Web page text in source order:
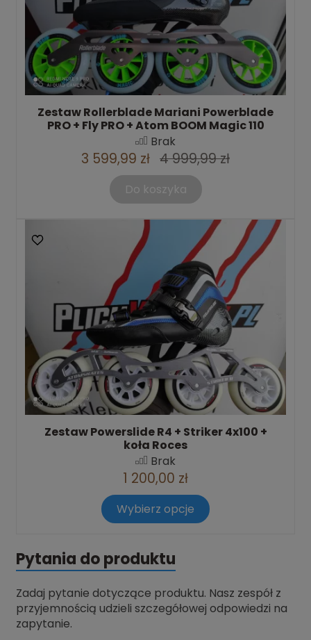
Zestaw Rollerblade Mariani Powerblade
PRO + Fly PRO + Atom BOOM Magic 110
Brak
3 599,99 zł 4 999,99 zł
Do koszyka
Zestaw Powerslide R4 + Striker 4x100 +
koła Roces
Brak
1 200,00 zł
Wybierz opcje
Pytania do produktu
Zadaj pytanie dotyczące produktu. Nasz zespół z
przyjemnością udzieli szczegółowej odpowiedzi na
zapytanie.